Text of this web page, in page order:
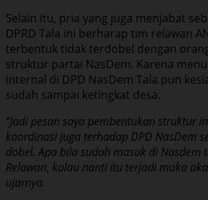
Selain itu, pria yang juga menjabat
DPRD Tala ini berharap tim relawan
terbentuk tidak terdobel dengan
struktur partai NasDem. Karena
internal di DPD NasDem Tala pun
sudah sampai ketingkat desa.
“Jadi pesan saya pembentukan struktur
koordinasi juga terhadap DPD NasDem
dobel. Apa bila sudah masuk di Nasdem
Relawan, kalau nanti itu terjadi maka
ujarnya.